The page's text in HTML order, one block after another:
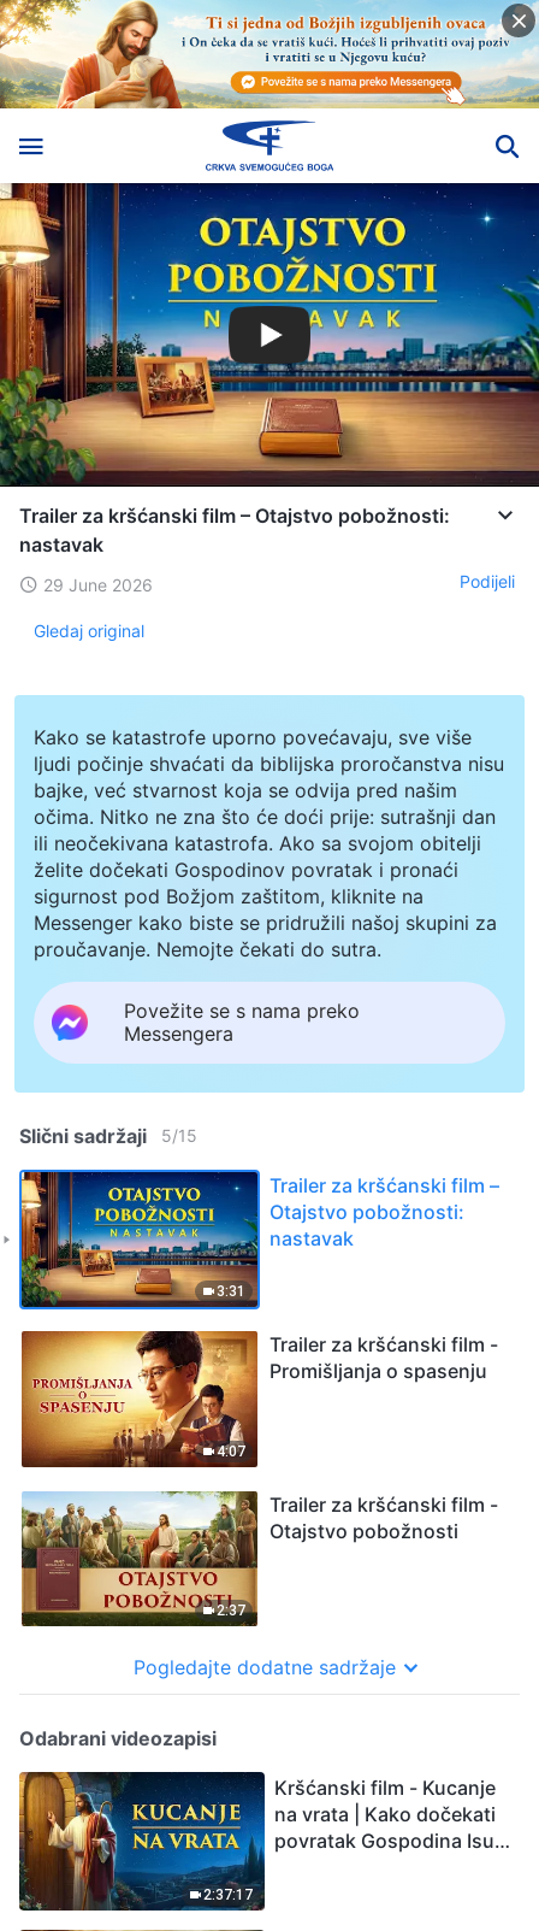
Trailer za kršćanski film – Otajstvo pobožnosti:
nastavak
29 June 2026 Podijeli
Gledaj original
Kako se katastrofe uporno povećavaju, sve više
ljudi počinje shvaćati da biblijska proročanstva nisu
bajke, već stvarnost koja se odvija pred našim
očima. Nitko ne zna što će doći prije: sutrašnji dan
ili neočekivana katastrofa. Ako sa svojom obitelji
želite dočekati Gospodinov povratak i pronaći
sigurnost pod Božjom zaštitom, kliknite na
Messenger kako biste se pridružili našoj skupini za
proučavanje. Nemojte čekati do sutra.
Povežite se s nama preko
Messengera
Slični sadržaji 5/15
3:31
Trailer za kršćanski film –
Otajstvo pobožnosti:
nastavak
4:07
Trailer za kršćanski film -
Promišljanja o spasenju
2:37
Trailer za kršćanski film -
Otajstvo pobožnosti
Pogledajte dodatne sadržaje
Odabrani videozapisi
2:37:17
Kršćanski film - Kucanje
na vrata | Kako dočekati
povratak Gospodina Isusa